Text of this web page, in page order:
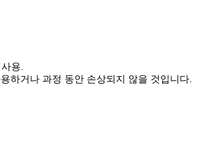
용.
하거나 과정 동안 손상되지 않을 것입니다.